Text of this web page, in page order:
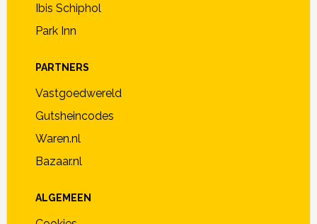
Ibis Schiphol
Park Inn
PARTNERS
Vastgoedwereld
Gutsheincodes
Waren.nl
Bazaar.nl
ALGEMEEN